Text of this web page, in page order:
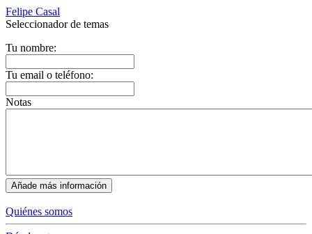
Felipe Casal
Seleccionador de temas
Tu nombre:
Tu email o teléfono:
Notas
Quiénes somos